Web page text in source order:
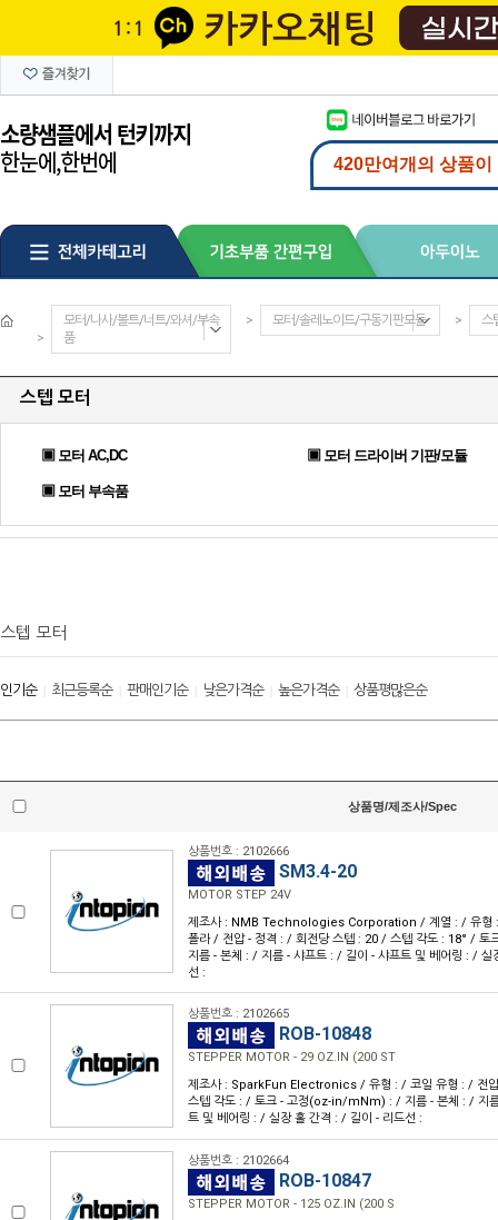
>
모터/나사/볼트/너트/와셔/부속
품
> 모터/솔레노이드/구동기판모듈 > 스
스텝 모터
▣ 모터 AC,DC ▣ 모터 드라이버 기판/모듈
▣ 모터 부속품
스텝 모터
인기순| 최근등록순| 판매인기순| 낮은가격순| 높은가격순| 상품평많은순
상품명/제조사/Spec
상품번호 : 2102666
SM3.4-20
MOTOR STEP 24V
제조사 : NMB Technologies Corporation / 계열 : / 유형 :
폴라 / 전압 - 정격 : / 회전당 스텝 : 20 / 스텝 각도 : 18° /
지름 - 본체 : / 지름 - 샤프트 : / 길이 - 샤프트 및 베어링 : / 실
선 :
상품번호 : 2102665
ROB-10848
STEPPER MOTOR - 29 OZ.IN (200 ST
제조사 : SparkFun Electronics / 유형 : / 코일 유형 : / 전
스텝 각도 : / 토크 - 고정(oz-in/mNm) : / 지름 - 본체 : / 지
트 및 베어링 : / 실장 홀 간격 : / 길이 - 리드선 :
상품번호 : 2102664
ROB-10847
STEPPER MOTOR - 125 OZ.IN (200 S